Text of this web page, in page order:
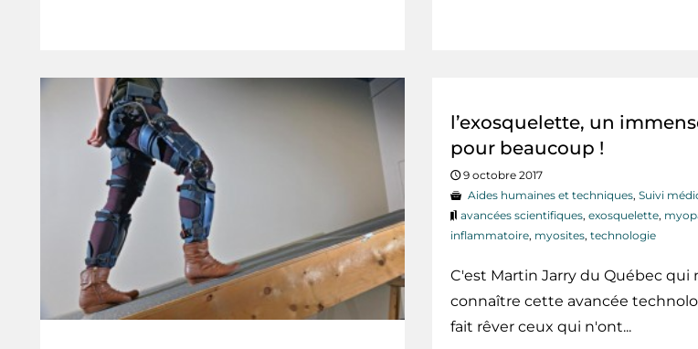
l’exosquelette, un
pour beaucoup !
9 octobre 2017
Aides humaines et techniques, Suivi
avancées scientifiques, exosquelette,
inflammatoire, myosites, technologie
C'est Martin Jarry du Québec qui
connaître cette avancée
fait rêver ceux qui n'ont...